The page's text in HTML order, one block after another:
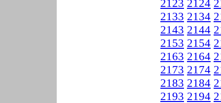
2123 2124
2133 2134
2143 2144
2153 2154
2163 2164
2173 2174
2183 2184
2193 2194